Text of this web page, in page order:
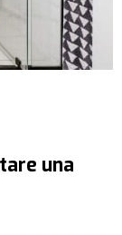
una